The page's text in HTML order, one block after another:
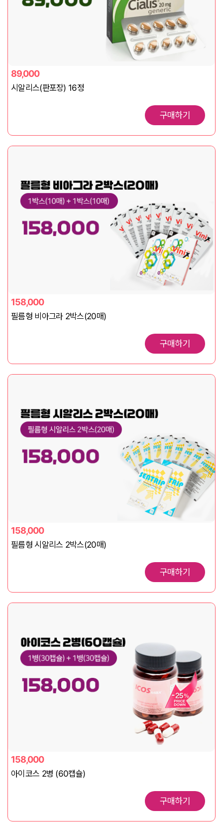
89,000
시알리스(판포장) 16정
구매하기
158,000
필름형 비아그라 2박스(20매)
구매하기
158,000
필름형 시알리스 2박스(20매)
구매하기
158,000
아이코스 2병 (60캡슐)
구매하기